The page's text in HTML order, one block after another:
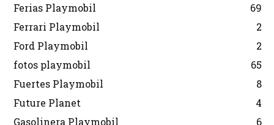
Ferias Playmobil
69
Ferrari Playmobil
2
Ford Playmobil
2
fotos playmobil
65
Fuertes Playmobil
8
Future Planet
4
Gasolinera Playmobil
6